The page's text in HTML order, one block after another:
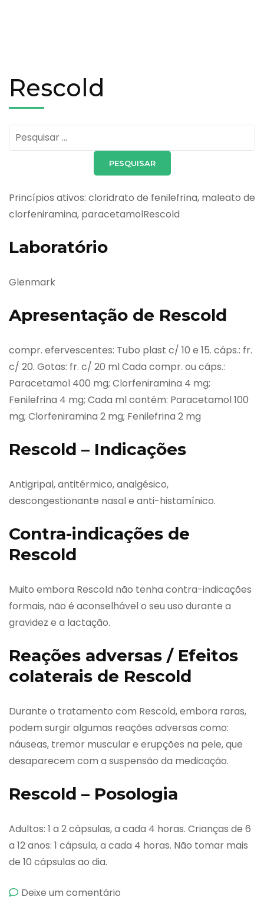
Rescold
Pesquisar
por:
Princípios ativos: cloridrato de fenilefrina, maleato de
clorfeniramina, paracetamolRescold
Laboratório
Glenmark
Apresentação de Rescold
compr. efervescentes: Tubo plast c/ 10 e 15. cáps.: fr.
c/ 20. Gotas: fr. c/ 20 ml Cada compr. ou cáps.:
Paracetamol 400 mg; Clorfeniramina 4 mg;
Fenilefrina 4 mg; Cada ml contém: Paracetamol 100
mg; Clorfeniramina 2 mg; Fenilefrina 2 mg
Rescold – Indicações
Antigripal, antitérmico, analgésico,
descongestionante nasal e anti-histamínico.
Contra-indicações de
Rescold
Muito embora Rescold não tenha contra-indicações
formais, não é aconselhável o seu uso durante a
gravidez e a lactação.
Reações adversas / Efeitos
colaterais de Rescold
Durante o tratamento com Rescold, embora raras,
podem surgir algumas reações adversas como:
náuseas, tremor muscular e erupções na pele, que
desaparecem com a suspensão da medicação.
Rescold – Posologia
Adultos: 1 a 2 cápsulas, a cada 4 horas. Crianças de 6
a 12 anos: 1 cápsula, a cada 4 horas. Não tomar mais
de 10 cápsulas ao dia.
Deixe um comentário